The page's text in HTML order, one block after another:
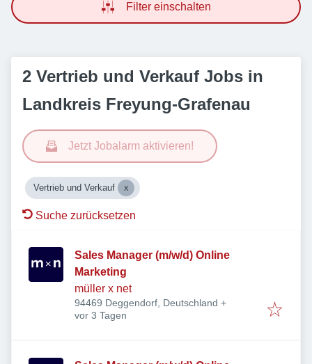
Filter einschalten
2 Vertrieb und Verkauf Jobs in
Landkreis Freyung-Grafenau
Jetzt Jobalarm aktivieren!
Vertrieb und Verkauf
Suche zurücksetzen
Sales Manager (m/w/d) Online
Marketing
müller x net
94469 Deggendorf, Deutschland +
Veröffentlicht
vor 3 Tagen